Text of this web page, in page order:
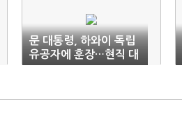
문 대통령, 하와이 독립
유공자에 훈장…현직 대
통령 첫 해외 추서